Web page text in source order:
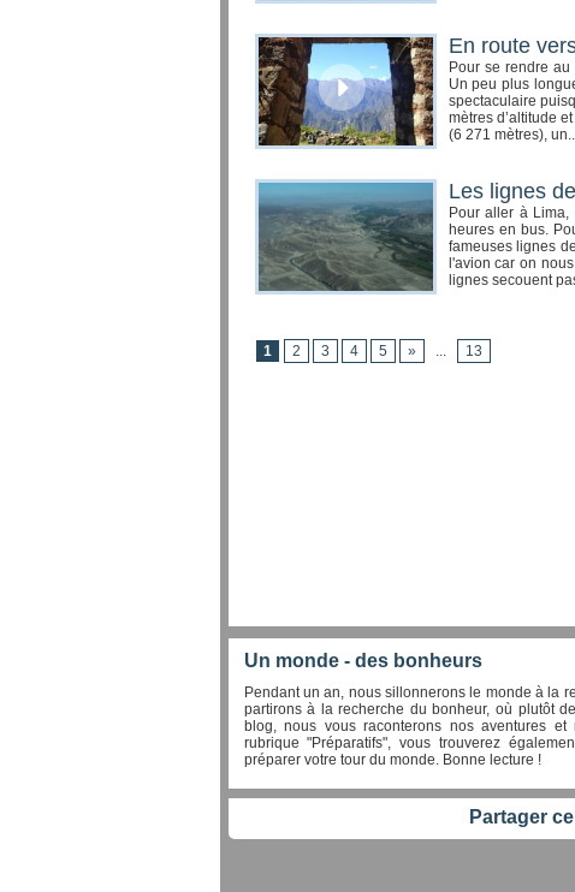
En route
Pour se rendre
Un peu plus
spectaculaire
mètres d’altitude
(6 271 mètres),
Les lignes
Pour aller à
heures en bus.
fameuses lignes
l'avion car on
lignes secouent
1 2 3 4 5 » ... 13
Un monde - des bonheurs
Pendant un an, nous sillonnerons le monde à la
partirons à la recherche du bonheur, où plutôt
blog, nous vous raconterons nos aventures
rubrique "Préparatifs", vous trouverez
préparer votre tour du monde. Bonne lecture !
Partager